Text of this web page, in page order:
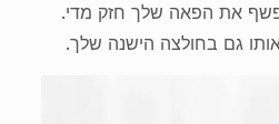
את הפאה שלך חזק מדי.
גם בחולצה הישנה שלך.